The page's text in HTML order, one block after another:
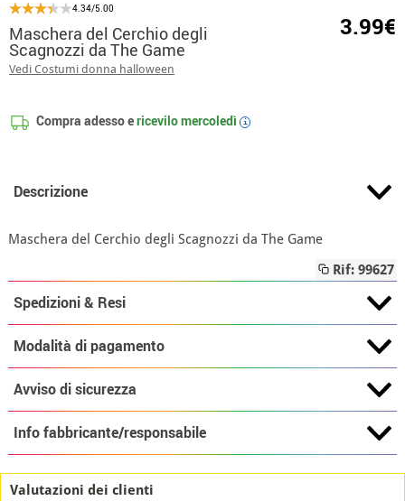
4.34/5.00
Maschera del Cerchio degli
Scagnozzi da The Game
Vedi Costumi donna halloween
3.99€
Compra adesso ericevilomercoledì i
Descrizione
Maschera del Cerchio degli Scagnozzi da The Game
Rif: 99627
Spedizioni & Resi
Modalità di pagamento
Avviso di sicurezza
Info fabbricante/responsabile
Valutazioni dei clienti